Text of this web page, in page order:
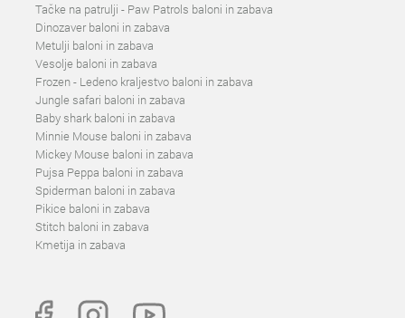
Tačke na patrulji - Paw Patrols baloni in zabava
Dinozaver baloni in zabava
Metulji baloni in zabava
Vesolje baloni in zabava
Frozen - Ledeno kraljestvo baloni in zabava
Jungle safari baloni in zabava
Baby shark baloni in zabava
Minnie Mouse baloni in zabava
Mickey Mouse baloni in zabava
Pujsa Peppa baloni in zabava
Spiderman baloni in zabava
Pikice baloni in zabava
Stitch baloni in zabava
Kmetija in zabava